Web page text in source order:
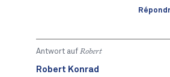
Antwort auf Robert
Robert Konrad